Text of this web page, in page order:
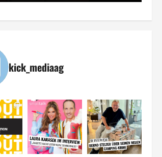
kick_mediaag